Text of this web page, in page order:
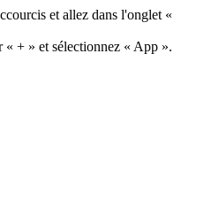
et allez dans l'onglet «
« + » et sélectionnez « App ».